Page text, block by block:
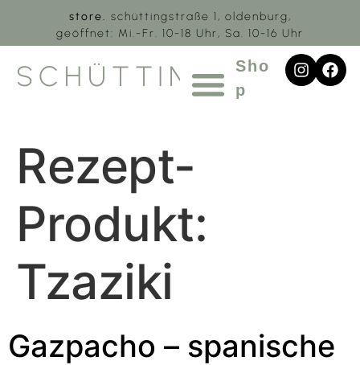
store. schüttingstraße 1, oldenburg,
geöffnet: Mi.-Fr. 10-18 Uhr, Sa. 10-16 Uhr
SCHÜTTING.1Sho
p
Rezept-
Produkt:
Tzaziki
Gazpacho – spanische